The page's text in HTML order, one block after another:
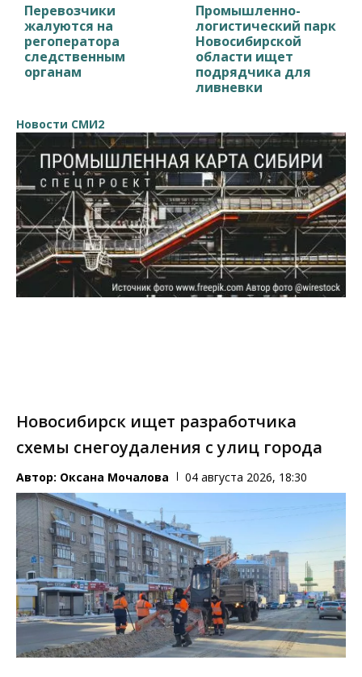
Перевозчики
жалуются на
регоператора
следственным
органам
Промышленно-
логистический парк
Новосибирской
области ищет
подрядчика для
ливневки
Новости СМИ2
Новосибирск ищет разработчика
схемы снегоудаления с улиц города
Автор: Оксана Мочалова 04 августа 2026, 18:30